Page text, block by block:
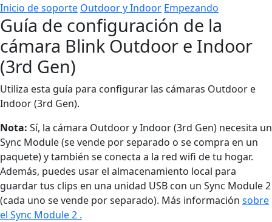
Inicio de soporte Outdoor y Indoor Empezando
Guía de configuración de la
cámara Blink Outdoor e Indoor
(3rd Gen)
Utiliza esta guía para configurar las cámaras Outdoor e
Indoor (3rd Gen).
Nota: Sí, la cámara Outdoor y Indoor (3rd Gen) necesita un
Sync Module (se vende por separado o se compra en un
paquete) y también se conecta a la red wifi de tu hogar.
Además, puedes usar el almacenamiento local para
guardar tus clips en una unidad USB con un Sync Module 2
(cada uno se vende por separado). Más información sobre
el Sync Module 2 .